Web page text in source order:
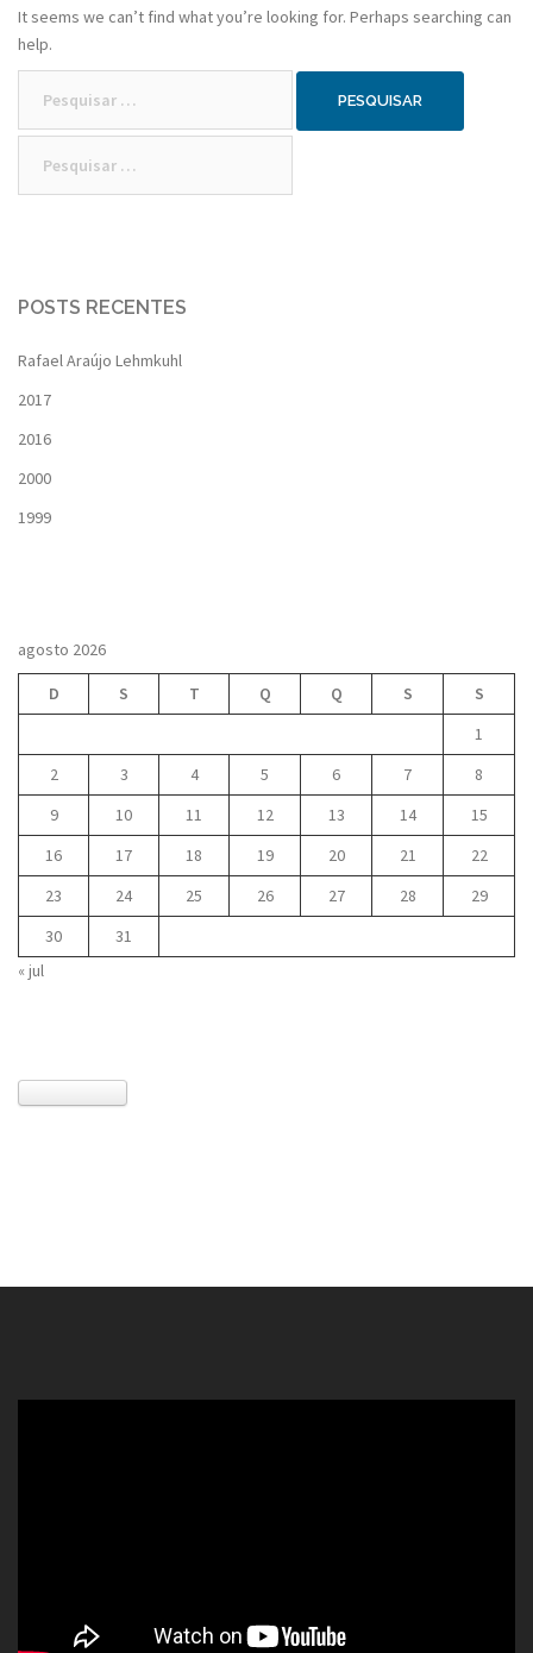
It seems we can’t find what you’re looking for. Perhaps searching can
help.
por:
por:
POSTS RECENTES
Rafael Araújo Lehmkuhl
2017
2016
2000
1999
agosto 2026
D S T Q Q S
S
1
2
3 4 5 6 7
8
9
10 11 12 13 14
15
16
17 18 19 20 21
22
23
24 25 26 27 28
29
30
31
« jul